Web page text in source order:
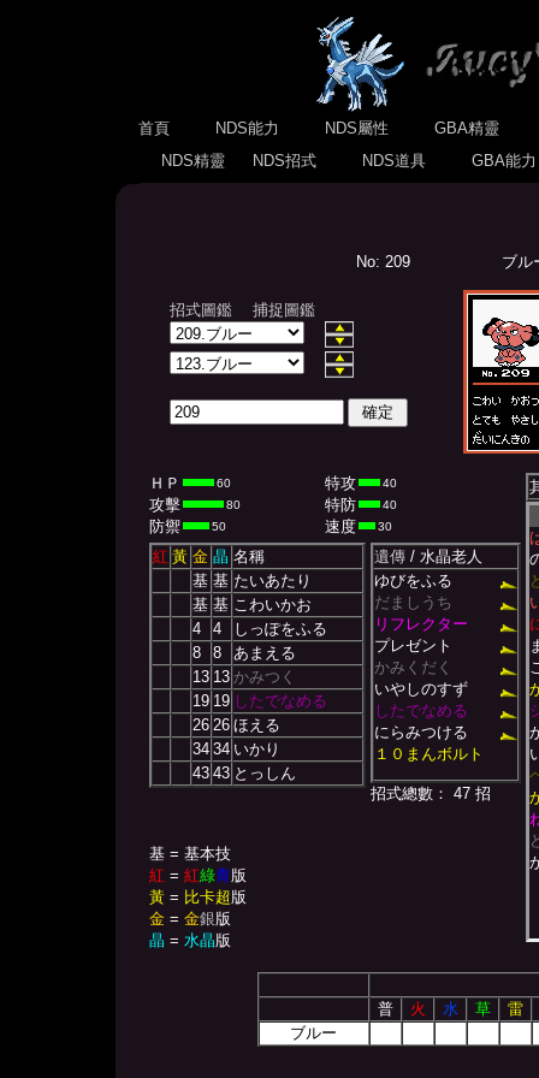
首頁 NDS能力 NDS屬性
GBA精靈
NDS精靈
NDS招式 NDS道具 GBA能
No: 209 ブル
招式圖鑑 捕捉圖鑑
ＨＰ 60 特攻 40
攻擊 80 特防 40
防禦 50 速度 30
紅 黃 金 晶 名稱
基 基 たいあたり
基 基 こわいかお
4
4
しっぽをふる
8
8
あまえる
13 13 かみつく
19 19 したでなめる
26 26 ほえる
34 34 いかり
43 43 とっしん
基 = 基本技
紅 = 紅綠青版
黃= 比卡超 版
金= 金銀 版
晶 = 水晶 版
遺傳/ 水晶老人
ゆびをふる
だましうち
リフレクター
プレゼント
かみくだく
いやしのすず
したでなめる
にらみつける
１０まんボルト
招式總數： 47 招
普 火 水 草
雷
ブルー